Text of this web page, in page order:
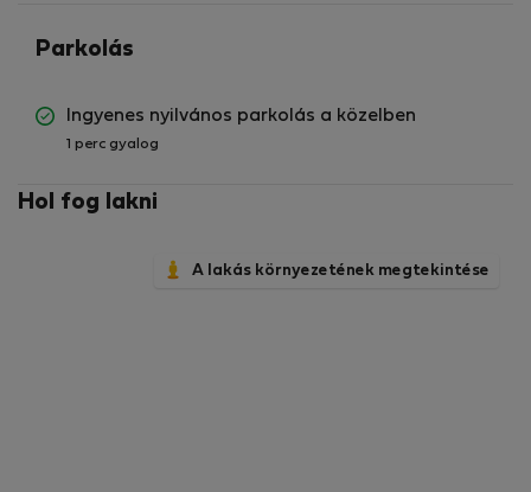
Parkolás
Ingyenes nyilvános parkolás a közelben
1 perc gyalog
Hol fog lakni
A lakás környezetének megtekintése